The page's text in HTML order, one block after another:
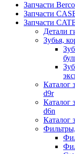
Запчасти Berco
Запчасти
Запчасти
Детали
Зубья,
Каталог
d9r
Каталог
d6n
Каталог